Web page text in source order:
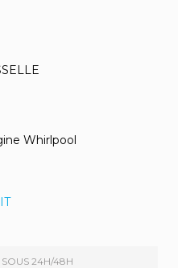
Whirlpool
24H/48H